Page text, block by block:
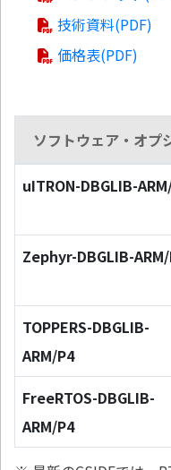
技術資料(PDF)
価格表(PDF)
ソフトウェア・オプ
uITRON-DBGLIB-
Zephyr-DBGLIB-
TOPPERS-DBGLIB-
ARM/P4
FreeRTOS-DBGLIB-
ARM/P4